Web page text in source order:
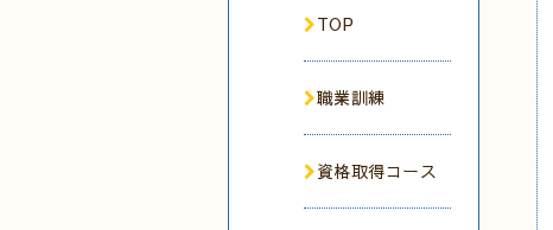
TOP
職業訓練
資格取得コース